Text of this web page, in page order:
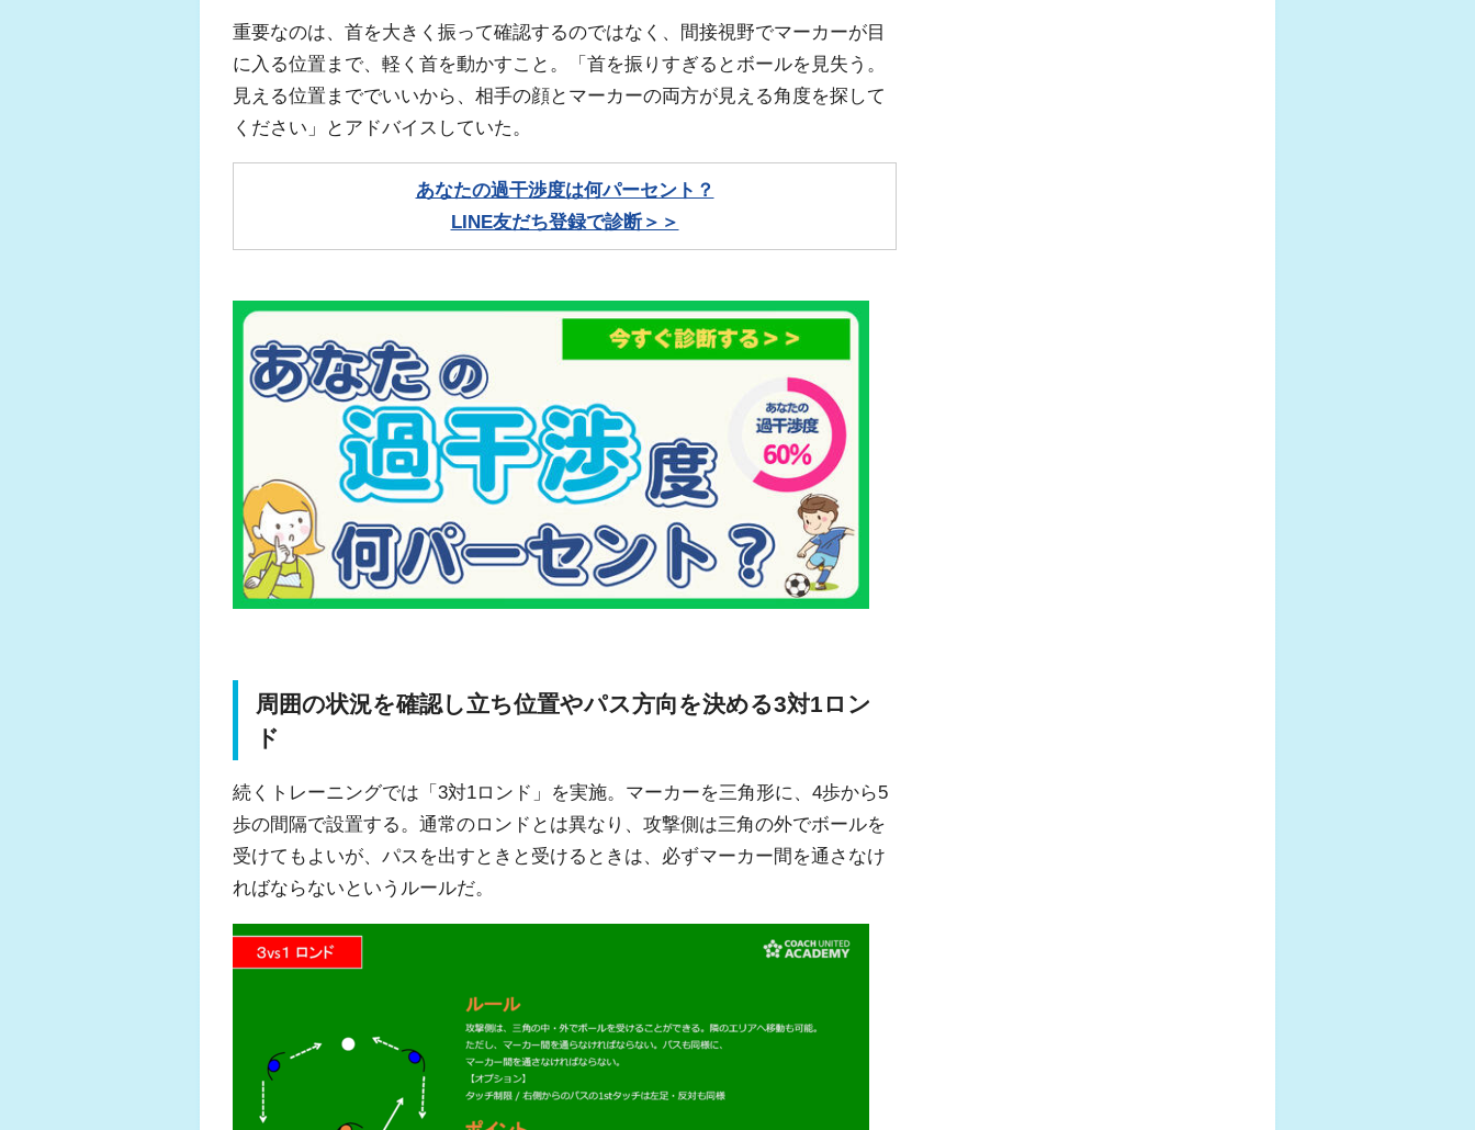
重要なのは、首を大きく振って確認するのではなく、間接視野でマーカーが目
に入る位置まで、軽く首を動かすこと。「首を振りすぎるとボールを見失う。
見える位置まででいいから、相手の顔とマーカーの両方が見える角度を探して
ください」とアドバイスしていた。
あなたの過干渉度は何パーセント？
LINE友だち登録で診断＞＞
周囲の状況を確認し立ち位置やパス方向を決める3対1ロン
ド
続くトレーニングでは「3対1ロンド」を実施。マーカーを三角形に、4歩から5
歩の間隔で設置する。通常のロンドとは異なり、攻撃側は三角の外でボールを
受けてもよいが、パスを出すときと受けるときは、必ずマーカー間を通さなけ
ればならないというルールだ。